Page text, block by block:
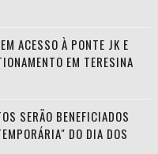
ACESSO À PONTE JK E
EM TERESINA
SERÃO BENEFICIADOS
DO DIA DOS